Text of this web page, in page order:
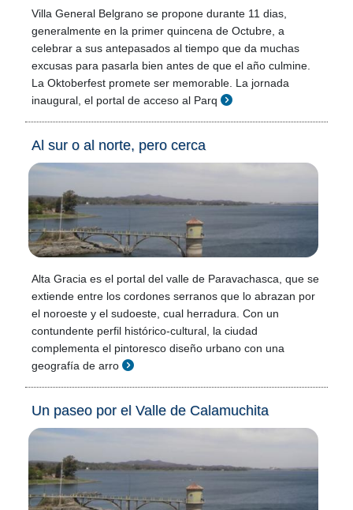
Villa General Belgrano se propone durante 11 dias,
generalmente en la primer quincena de Octubre, a
celebrar a sus antepasados al tiempo que da muchas
excusas para pasarla bien antes de que el año culmine.
La Oktoberfest promete ser memorable. La jornada
inaugural, el portal de acceso al Parq
Al sur o al norte, pero cerca
Alta Gracia es el portal del valle de Paravachasca, que se
extiende entre los cordones serranos que lo abrazan por
el noroeste y el sudoeste, cual herradura. Con un
contundente perfil histórico-cultural, la ciudad
complementa el pintoresco diseño urbano con una
geografía de arro
Un paseo por el Valle de Calamuchita